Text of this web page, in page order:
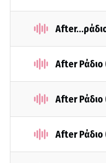
After
After
After